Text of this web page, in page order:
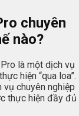
chuyên
nào?
là một dịch vụ
hiện “qua loa”.
vụ chuyên nghiệp
thực hiện đầy đủ